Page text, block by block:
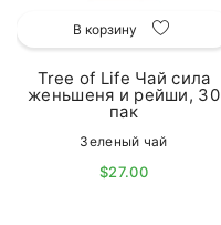
В корзину
Tree of Life Чай сила
женьшеня и рейши, 30
пак
Зеленый чай
$27.00